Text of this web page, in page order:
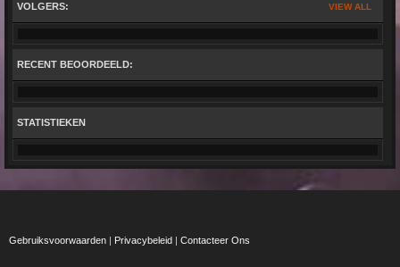
VIEW ALL
VOLGERS:
RECENT BEOORDEELD:
STATISTIEKEN
Gebruiksvoorwaarden | Privacybeleid | Contacteer Ons